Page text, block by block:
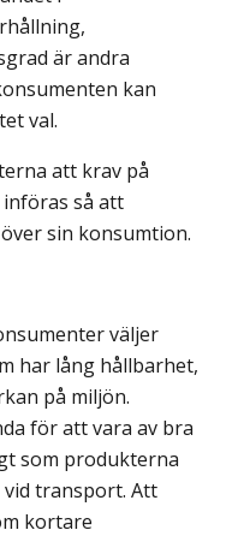
är andra
kan
val.
att krav på
så att
sin konsumtion.
väljer
har lång hållbarhet,
på miljön.
för att vara av bra
som produkterna
transport. Att
kortare